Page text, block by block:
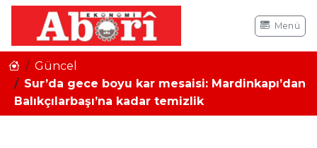
Menü
Güncel
Sur’da gece boyu kar mesaisi: Mardinkapı’dan
Balıkçılarbaşı’na kadar temizlik